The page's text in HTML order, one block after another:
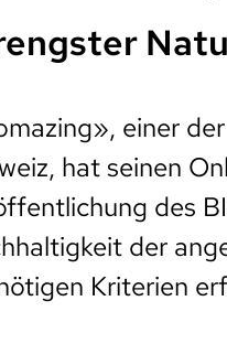
einer
hat seinen
des
der
Kriterien